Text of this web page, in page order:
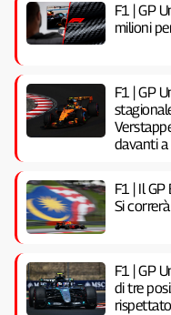
F1 | GP
milioni
F1 | GP
davanti
F1 | Il
Si
F1 | GP
di tre